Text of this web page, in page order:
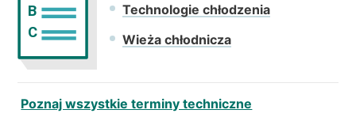
B
C
Technologie chłodzenia
Wieża chłodnicza
Poznaj wszystkie terminy techniczne